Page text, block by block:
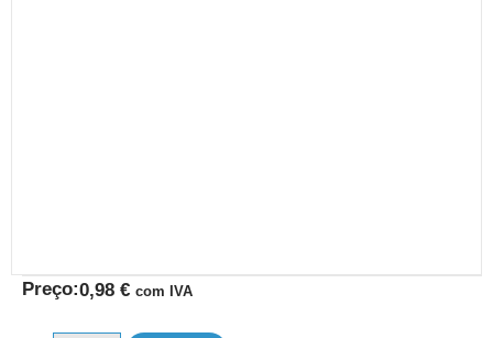
Preço:0,98 € com IVA